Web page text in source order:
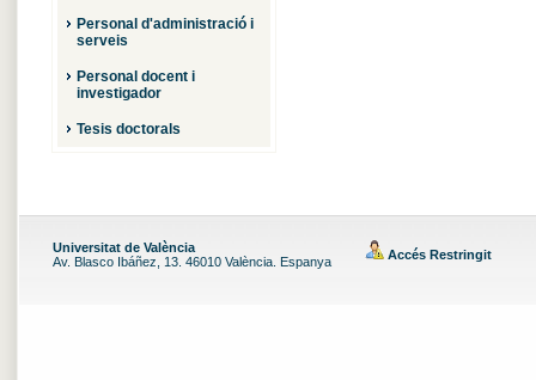
Personal d'administració i
serveis
Personal docent i
investigador
Tesis doctorals
Universitat de València
Av. Blasco Ibáñez, 13. 46010 València. Espanya
Accés Restringit